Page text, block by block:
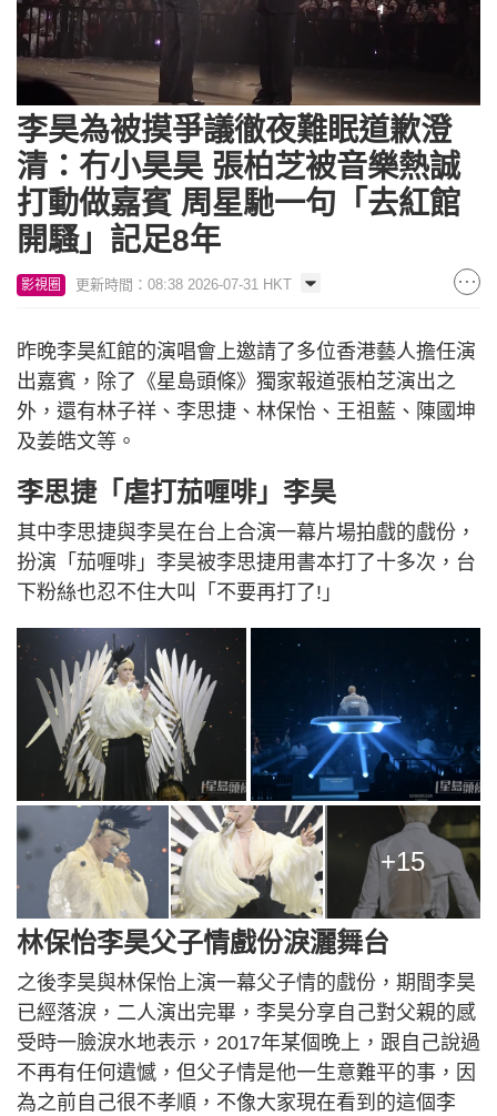
Unmute
5.32%
李昊為被摸爭議徹夜難眠道歉澄
清：冇小昊昊 張柏芝被音樂熱誠
打動做嘉賓 周星馳一句「去紅館
開騷」記足8年
影視圈 更新時間：08:38 2026-07-31 HKT
昨晚李昊紅館的演唱會上邀請了多位香港藝人擔任演
出嘉賓，除了《星島頭條》獨家報道張柏芝演出之
外，還有林子祥、李思捷、林保怡、王祖藍、陳國坤
及姜皓文等。
李思捷「虐打茄喱啡」李昊
其中李思捷與李昊在台上合演一幕片場拍戲的戲份，
扮演「茄喱啡」李昊被李思捷用書本打了十多次，台
下粉絲也忍不住大叫「不要再打了!」
+15
林保怡李昊父子情戲份淚灑舞台
之後李昊與林保怡上演一幕父子情的戲份，期間李昊
已經落淚，二人演出完畢，李昊分享自己對父親的感
受時一臉淚水地表示，2017年某個晚上，跟自己說過
不再有任何遺憾，但父子情是他一生意難平的事，因
為之前自己很不孝順，不像大家現在看到的這個李